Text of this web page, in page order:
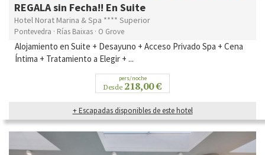
REGALA sin Fecha!! En Suite
Hotel Norat Marina & Spa **** Superior
Pontevedra · Rías Baixas · O Grove
Alojamiento en Suite + Desayuno + Acceso Privado Spa + Cena
Íntima + Tratamiento a Elegir + ...
pers/noche
Desde 218,00 €
+ Escapadas disponibles de este hotel